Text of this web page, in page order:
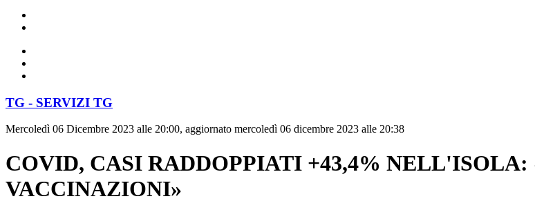
TG - SERVIZI TG
Mercoledì 06 Dicembre 2023 alle 20:00, aggiornato mercoledì 06 dicembre 2023 alle 20:38
COVID, CASI RADDOPPIATI +43,4%
VACCINAZIONI»